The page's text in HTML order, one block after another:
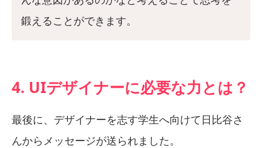
鍛えることができます。
4. UIデザイナーに必要な力とは？
最後に、デザイナーを志す学生へ向けて日比谷さ
んからメッセージが送られました。